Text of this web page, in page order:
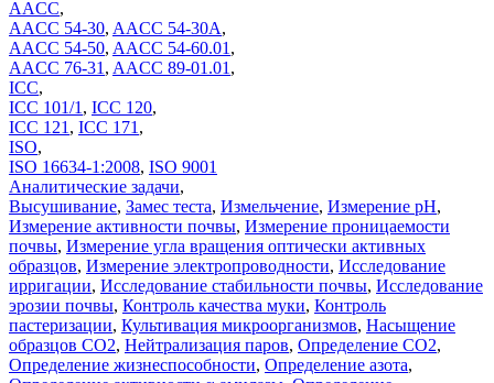
AACC,
AACC 54-30, AACC 54-30A,
AACC 54-50, AACC 54-60.01 ,
AACC 76-31 , AACC 89-01.01 ,
ICC,
ICC 101/1 , ICC 120,
ICC 121 , ICC 171 ,
ISO,
ISO 16634-1:2008, ISO 9001
Аналитические задачи,
Высушивание, Замес теста, Измельчение, Измерение pH,
Измерение активности почвы, Измерение проницаемости
почвы, Измерение угла вращения оптически активных
образцов, Измерение электропроводности, Исследование
ирригации, Исследование стабильности почвы, Исследование
эрозии почвы, Контроль качества муки, Контроль
пастеризации, Культивация микроорганизмов, Насыщение
образцов CO2, Нейтрализация паров, Определение CO2,
Определение жизнеспособности, Определение азота,